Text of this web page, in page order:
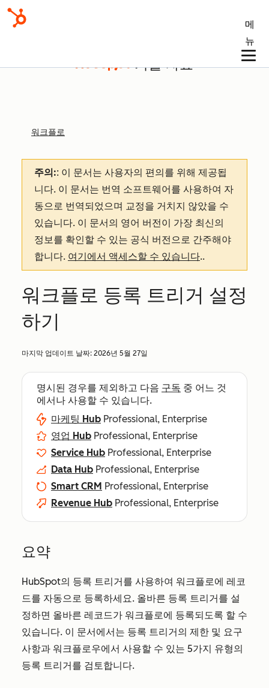
메
뉴
기술 자료
워크플로
주의:: 이 문서는 사용자의 편의를 위해 제공됩
니다. 이 문서는 번역 소프트웨어를 사용하여 자
동으로 번역되었으며 교정을 거치지 않았을 수
있습니다. 이 문서의 영어 버전이 가장 최신의
정보를 확인할 수 있는 공식 버전으로 간주해야
합니다. 여기에서 액세스할 수 있습니다..
워크플로 등록 트리거 설정
하기
마지막 업데이트 날짜: 2026년 5월 27일
명시된 경우를 제외하고 다음 구독 중 어느 것
에서나 사용할 수 있습니다.
마케팅 Hub Professional, Enterprise
영업 Hub Professional, Enterprise
Service Hub Professional, Enterprise
Data Hub Professional, Enterprise
Smart CRM Professional, Enterprise
Revenue Hub Professional, Enterprise
요약
HubSpot의 등록 트리거를 사용하여 워크플로에 레코
드를 자동으로 등록하세요. 올바른 등록 트리거를 설
정하면 올바른 레코드가 워크플로에 등록되도록 할 수
있습니다. 이 문서에서는 등록 트리거의 제한 및 요구
사항과 워크플로우에서 사용할 수 있는 5가지 유형의
등록 트리거를 검토합니다.